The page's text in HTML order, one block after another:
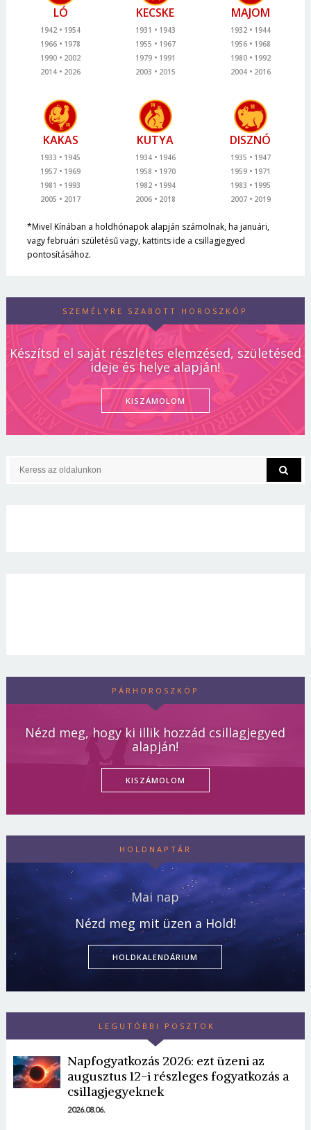
LÓ
1942
1954
1966
1978
1990
2002
2014
2026
KECSKE
1931
1943
1955
1967
1979
1991
2003
2015
MAJOM
1932
1944
1956
1968
1980
1992
2004
2016
KAKAS
1933
1945
1957
1969
1981
1993
2005
2017
KUTYA
1934
1946
1958
1970
1982
1994
2006
2018
DISZNÓ
1935
1947
1959
1971
1983
1995
2007
2019
*Mivel Kínában a holdhónapok alapján számolnak, ha januári,
vagy februári születésű vagy, kattints ide a csillagjegyed
pontosításához.
SZEMÉLYRE SZABOTT HOROSZKÓP
Készítsd el saját részletes elemzésed, születésed
ideje és helye alapján!
KISZÁMOLOM
PÁRHOROSZKÓP
Nézd meg, hogy ki illik hozzád csillagjegyed
alapján!
KISZÁMOLOM
HOLDNAPTÁR
Mai nap
Nézd meg mit üzen a Hold!
HOLDKALENDÁRIUM
LEGUTÓBBI POSZTOK
Napfogyatkozás 2026: ezt üzeni az
augusztus 12-i részleges fogyatkozás a
csillagjegyeknek
2026.08.06.
Borsonline bejelentkezés